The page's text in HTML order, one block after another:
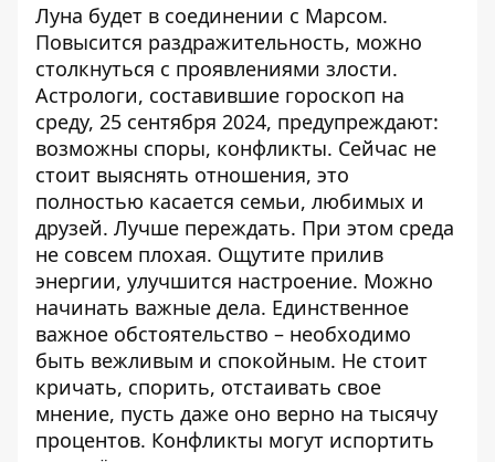
Луна будет в соединении с Марсом.
Повысится раздражительность, можно
столкнуться с проявлениями злости.
Астрологи, составившие гороскоп на
среду, 25 сентября 2024, предупреждают:
возможны споры, конфликты. Сейчас не
стоит выяснять отношения, это
полностью касается семьи, любимых и
друзей. Лучше переждать. При этом среда
не совсем плохая. Ощутите прилив
энергии, улучшится настроение. Можно
начинать важные дела. Единственное
важное обстоятельство – необходимо
быть вежливым и спокойным. Не стоит
кричать, спорить, отстаивать свое
мнение, пусть даже оно верно на тысячу
процентов. Конфликты могут испортить